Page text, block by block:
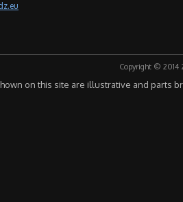
Copyright © 2014
on this site are illustrative and parts